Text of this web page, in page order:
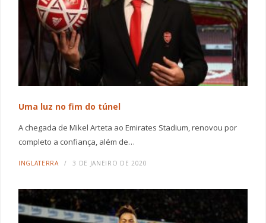
Uma luz no fim do túnel
A chegada de Mikel Arteta ao Emirates Stadium, renovou por
completo a confiança, além de…
INGLATERRA 3 DE JANEIRO DE 2020